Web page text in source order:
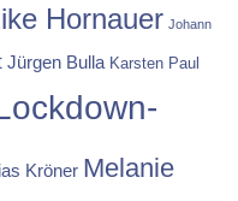
Hornauer Johann
Jürgen Bulla Karsten Paul
Kröner Melanie